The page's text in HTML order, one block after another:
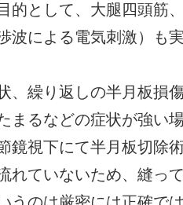
的として、大腿四頭筋
波による電気刺激）も
、繰り返しの半月板損
まるなどの症状が強い
鏡視下にて半月板切除
れていないため、縫っ